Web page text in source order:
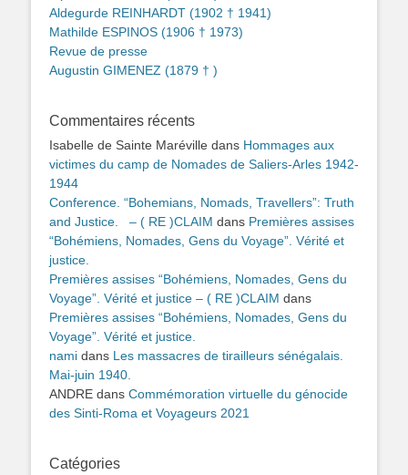
Aldegurde REINHARDT (1902 † 1941)
Mathilde ESPINOS (1906 † 1973)
Revue de presse
Augustin GIMENEZ (1879 † )
Commentaires récents
Isabelle de Sainte Maréville dans Hommages aux
victimes du camp de Nomades de Saliers-Arles 1942-
1944
Conference. “Bohemians, Nomads, Travellers”: Truth
and Justice. – ( RE )CLAIM dans Premières assises
“Bohémiens, Nomades, Gens du Voyage”. Vérité et
justice.
Premières assises “Bohémiens, Nomades, Gens du
Voyage”. Vérité et justice – ( RE )CLAIM dans
Premières assises “Bohémiens, Nomades, Gens du
Voyage”. Vérité et justice.
nami dans Les massacres de tirailleurs sénégalais.
Mai-juin 1940.
ANDRE dans Commémoration virtuelle du génocide
des Sinti-Roma et Voyageurs 2021
Catégories